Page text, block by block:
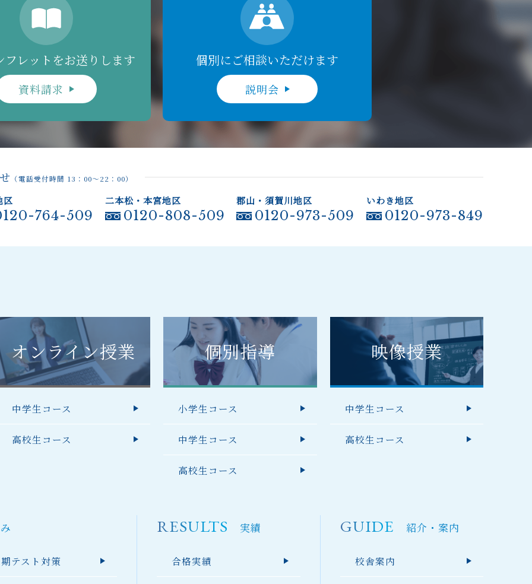
フレットをお送りします
資料請求
個別にご相談いただけます
説明会
（電話受付時間 13：00～22：00）
区
764-509
二本松・本宮地区
0120-808-509
郡山・須賀川地区
0120-973-509
いわき地区
0120-973-849
オンライン授業
中学生コース
高校生コース
個別指導
小学生コース
中学生コース
高校生コース
映像授業
中学生コース
高校生コース
テスト対策
RESULTS 実績
合格実績
GUIDE 紹介・案内
校舎案内